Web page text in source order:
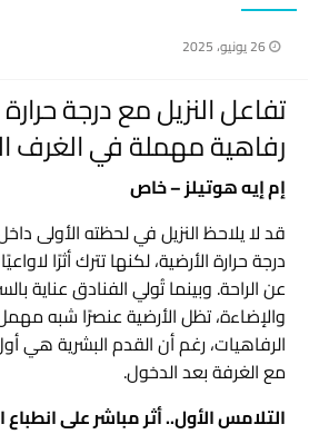
نُشر
26 يونيو، 2025
تفاعل النزيل مع درجة حرارة
رفاهية مهملة في الغرف
إم إيه هوتيلز – خاص
قد لا يلاحظ النزيل في لحظته الأولى
درجة حرارة الأرضية، لكنها تترك أثرًا
عن الراحة. وبينما تُولي الفنادق عناية
والإضاءة، تظل الأرضية عنصرًا شبه
الرفاهيات، رغم أن القدم البشرية
مع الغرفة بعد الدخول.
التلامس الأول.. أثر مباشر على